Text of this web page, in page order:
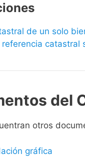
de un solo
catastral
del
otros
gráfica